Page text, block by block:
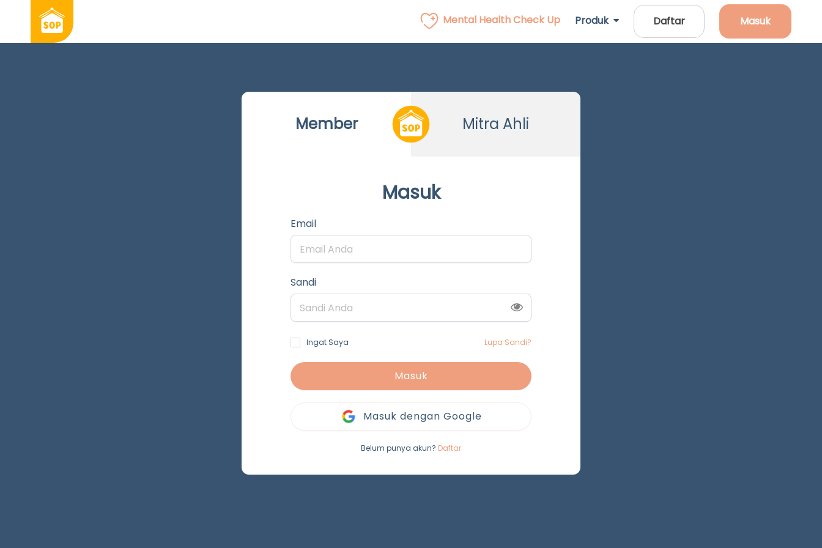
Mental Health Check Up Produk Daftar Masuk
Member Mitra Ahli
Masuk
Email
Sandi
Ingat Saya Lupa Sandi?
Masuk
Masuk dengan Google
Belum punya akun? Daftar